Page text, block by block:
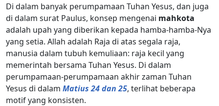
Di dalam banyak perumpamaan Tuhan Yesus, dan juga
di dalam surat Paulus, konsep mengenai mahkota
adalah upah yang diberikan kepada hamba-hamba-Nya
yang setia. Allah adalah Raja di atas segala raja,
manusia dalam tubuh kemuliaan: raja kecil yang
memerintah bersama Tuhan Yesus. Di dalam
perumpamaan-perumpamaan akhir zaman Tuhan
Yesus di dalam Matius 24 dan 25, terlihat beberapa
motif yang konsisten.